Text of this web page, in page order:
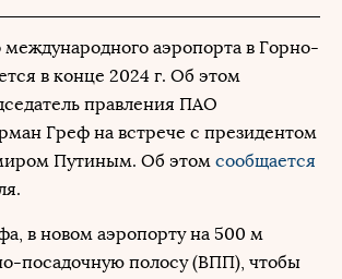
международного аэропорта в Горно-
в конце 2024 г. Об этом
правления ПАО
Греф на встрече с президентом
Путиным. Об этом сообщается
в новом аэропорту на 500 м
посадочную полосу (ВПП), чтобы